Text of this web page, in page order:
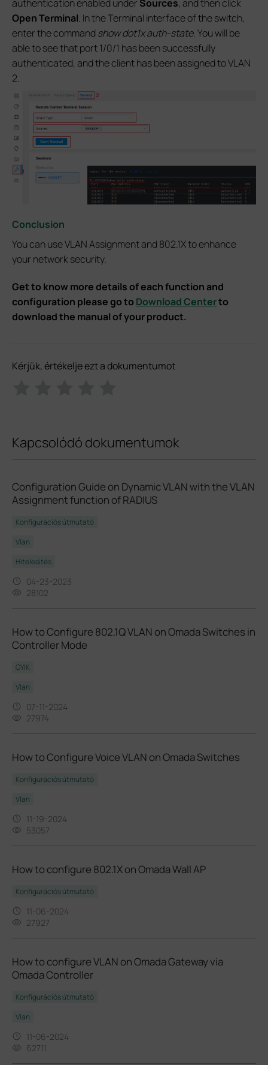
authentication enabled under Sources, and then click
Open Terminal. In the Terminal interface of the switch,
enter the command show dot1x auth-state. You will be
able to see that port 1/0/1 has been successfully
authenticated, and the client has been assigned to VLAN
2.
Conclusion
You can use VLAN Assignment and 802.1X to enhance
your network security.
Get to know more details of each function and
configuration please go to Download Centerto
download the manual of your product.
Kérjük, értékelje ezt a dokumentumot
Kapcsolódó dokumentumok
Configuration Guide on Dynamic VLAN with the VLAN
Assignment function of RADIUS
Konfigurációs útmutató
Vlan
Hitelesítés
04-23-2023
28102
How to Configure 802.1Q VLAN on Omada Switches in
Controller Mode
GYIK
Vlan
07-11-2024
27974
How to Configure Voice VLAN on Omada Switches
Konfigurációs útmutató
Vlan
11-19-2024
53057
How to configure 802.1X on Omada Wall AP
Konfigurációs útmutató
11-06-2024
27927
How to configure VLAN on Omada Gateway via
Omada Controller
Konfigurációs útmutató
Vlan
11-06-2024
62711